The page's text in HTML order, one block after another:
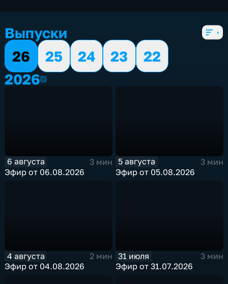
Выпуски
26
25 24 23
22
20262026
6 августа
3 мин
Эфир от 06.08.2026
5 августа
3 мин
Эфир от 05.08.2026
4 августа
2 мин
Эфир от 04.08.2026
31 июля
3 мин
Эфир от 31.07.2026